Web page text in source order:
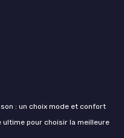
: un choix mode et confort
ultime pour choisir la meilleure